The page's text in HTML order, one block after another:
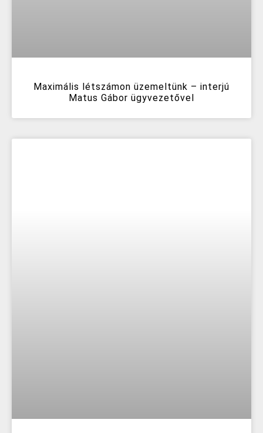
Maximális létszámon üzemeltünk – interjú
Matus Gábor ügyvezetővel